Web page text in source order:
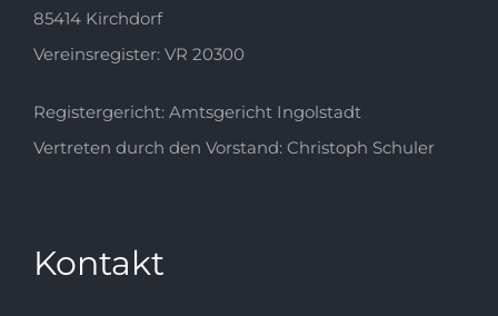
85414 Kirchdorf
Vereinsregister: VR 20300
Registergericht: Amtsgericht Ingolstadt
Vertreten durch den Vorstand: Christoph Schuler
Kontakt